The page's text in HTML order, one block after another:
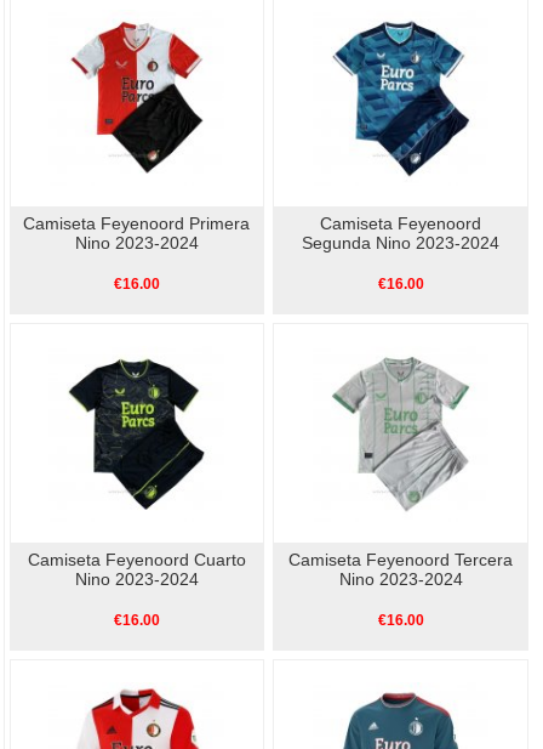
Camiseta Feyenoord Primera
Nino 2023-2024
€16.00
Camiseta Feyenoord
Segunda Nino 2023-2024
€16.00
Camiseta Feyenoord Cuarto
Nino 2023-2024
€16.00
Camiseta Feyenoord Tercera
Nino 2023-2024
€16.00